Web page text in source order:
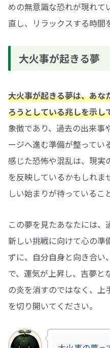
めの無意識な恐れが現れて
直し、リラックスする時間
大火事が起きる夢
大火事が起きる夢は、あな
ろうとしている兆しを示し
象徴であり、過去の出来事
ージへ進む準備が整ってい
感じた恐怖や混乱は、現実
を反映しているかもしれ
しい始まりが待っているこ
この夢を見たあなたには、
新しい挑戦に向けて心の準
ずに、自分自身と向き合い
で、運気が上昇し、吉夢と
の炎を消すのではなく、
を切り開いてください。